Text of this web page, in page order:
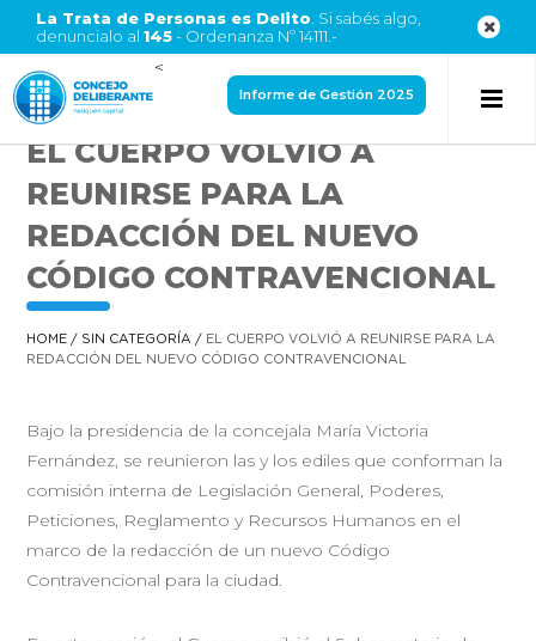
La Trata de Personas es Delito . Si sabés algo,
denuncialo al 145- Ordenanza Nº 14111.-
<
Informe de Gestión 2025
EL CUERPO VOLVIÓ A
REUNIRSE PARA LA
REDACCIÓN DEL NUEVO
CÓDIGO CONTRAVENCIONAL
HOME / SIN CATEGORÍA / EL CUERPO VOLVIÓ A REUNIRSE PARA LA
REDACCIÓN DEL NUEVO CÓDIGO CONTRAVENCIONAL
Bajo la presidencia de la concejala María Victoria
Fernández, se reunieron las y los ediles que conforman la
comisión interna de Legislación General, Poderes,
Peticiones, Reglamento y Recursos Humanos en el
marco de la redacción de un nuevo Código
Contravencional para la ciudad.